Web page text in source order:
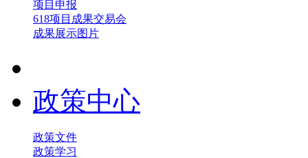
项目申报
618项目成果交易会
成果展示图片
政策中心
政策文件
政策学习